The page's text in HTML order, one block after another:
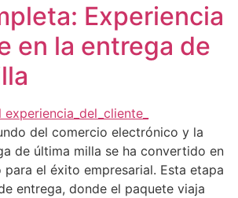
Experiencia
en la entrega de
del comercio electrónico y la
de última milla se ha convertido en
el éxito empresarial. Esta etapa
entrega, donde el paquete viaja